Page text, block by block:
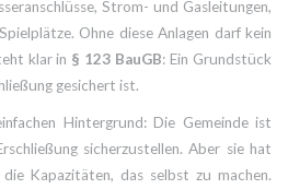
Strom- und Gasleitungen,
Ohne diese Anlagen darf kein
klar in § 123 BauGB: Ein Grundstück
gesichert ist.
Hintergrund: Die Gemeinde ist
sicherzustellen. Aber sie hat
Kapazitäten, das selbst zu machen.